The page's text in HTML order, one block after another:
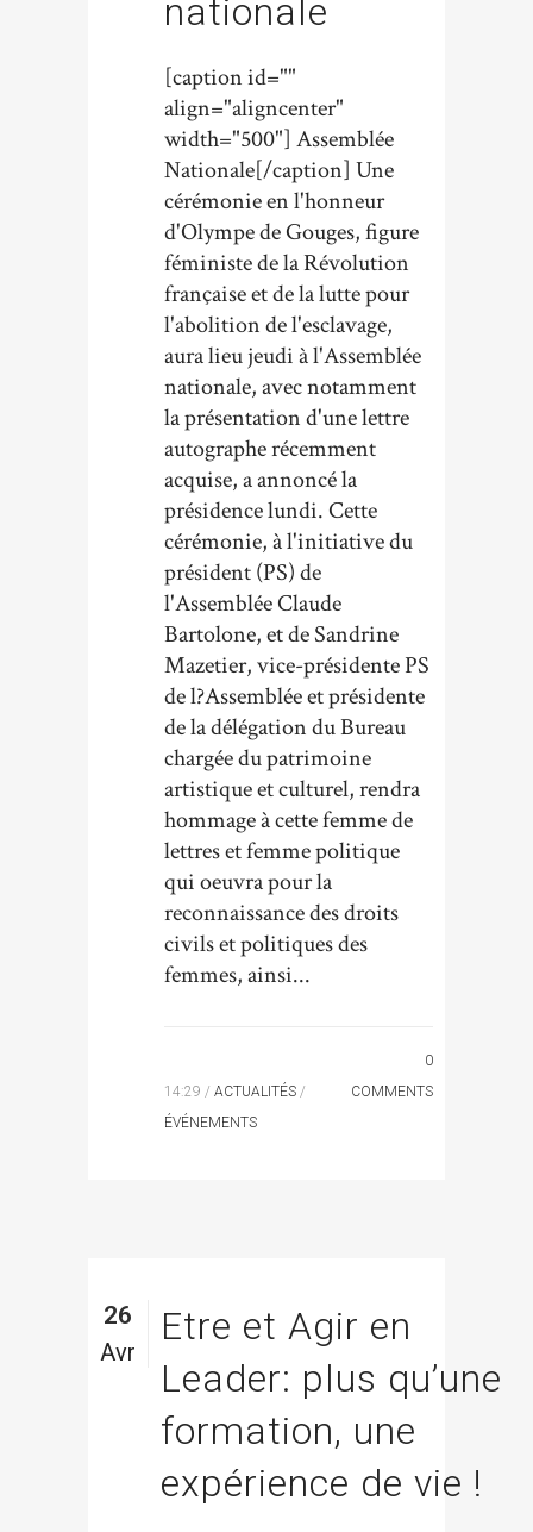
nationale
[caption id=""
align="aligncenter"
width="500"] Assemblée
Nationale[/caption] Une
cérémonie en l'honneur
d'Olympe de Gouges, figure
féministe de la Révolution
française et de la lutte pour
l'abolition de l'esclavage,
aura lieu jeudi à l'Assemblée
nationale, avec notamment
la présentation d'une lettre
autographe récemment
acquise, a annoncé la
présidence lundi. Cette
cérémonie, à l'initiative du
président (PS) de
l'Assemblée Claude
Bartolone, et de Sandrine
Mazetier, vice-présidente PS
de l?Assemblée et présidente
de la délégation du Bureau
chargée du patrimoine
artistique et culturel, rendra
hommage à cette femme de
lettres et femme politique
qui oeuvra pour la
reconnaissance des droits
civils et politiques des
femmes, ainsi...
14:29 / ACTUALITÉS /
ÉVÉNEMENTS
0
COMMENTS
26
Avr
Etre et Agir en
Leader: plus qu’une
formation, une
expérience de vie !